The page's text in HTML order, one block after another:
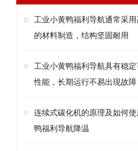
工业小黄鸭福利导航通常采
的材料制造，结构坚固耐用
工业小黄鸭福利导航具有稳定
性能，长期运行不易出现故障
连续式碳化机的原理及如何
鸭福利导航降温